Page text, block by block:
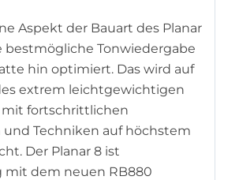
Aspekt der Bauart des Planar
bestmögliche Tonwiedergabe
hin optimiert. Das wird auf
extrem leichtgewichtigen
mit fortschrittlichen
Techniken auf höchstem
Der Planar 8 ist
mit dem neuen RB880